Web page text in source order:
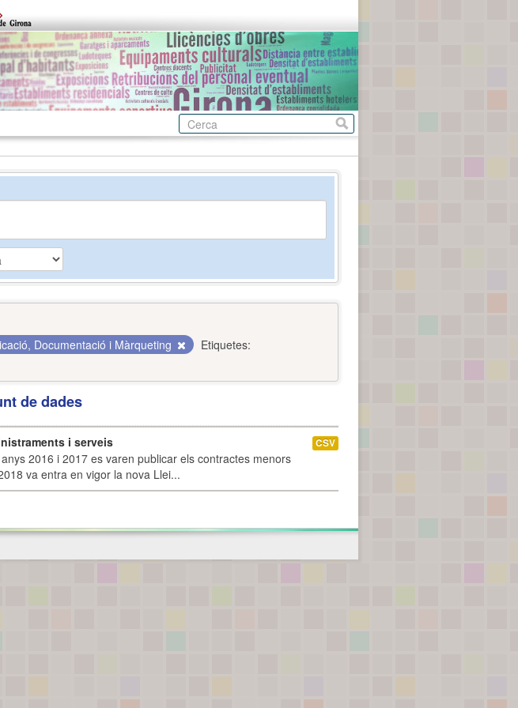
Documentació i Màrqueting
Etiquetes:
de dades
i serveis
2016 i 2017 es varen publicar els contractes menors
va entra en vigor la nova Llei...
CSV